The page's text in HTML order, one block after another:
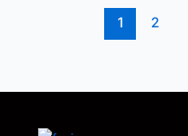
1 2